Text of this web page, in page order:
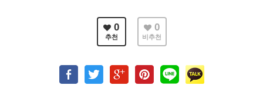
0
추천
0
비추천